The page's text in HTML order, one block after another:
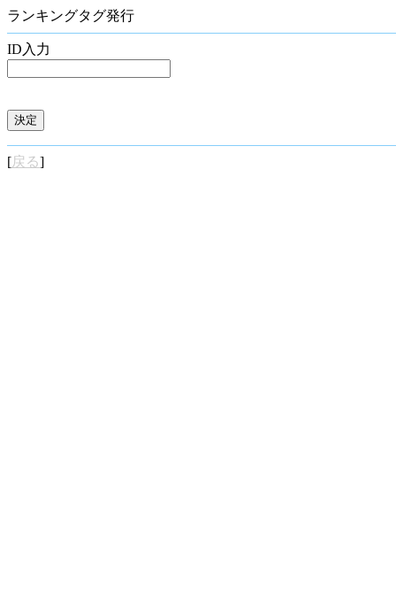
ランキングタグ発行
ID入力
[戻る]